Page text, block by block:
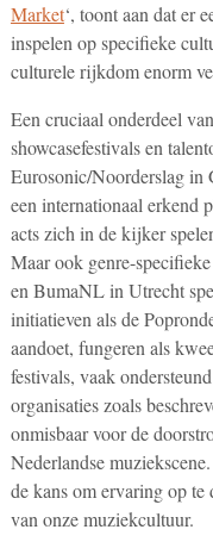
Market‘, toont aan dat er
inspelen op specifieke
culturele rijkdom enorm
Een cruciaal onderdeel
showcasefestivals en
Eurosonic/Noorderslag in
een internationaal erkend
acts zich in de kijker
Maar ook genre-
en BumaNL in Utrecht
initiatieven als de
aandoet, fungeren als
festivals, vaak
organisaties zoals
onmisbaar voor de
Nederlandse
de kans om ervaring op
van onze muziekcultuur.